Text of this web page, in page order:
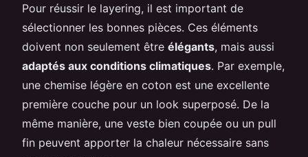
Pour réussir le layering, il est important de
sélectionner les bonnes pièces. Ces éléments
doivent non seulement être élégants, mais aussi
adaptés aux conditions climatiques. Par exemple,
une chemise légère en coton est une excellente
première couche pour un look superposé. De la
même manière, une veste bien coupée ou un pull
fin peuvent apporter la chaleur nécessaire sans